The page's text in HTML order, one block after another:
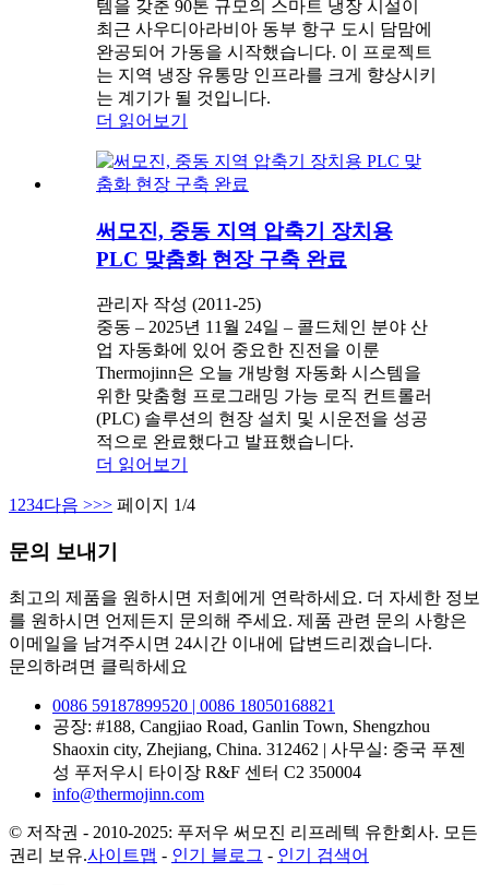
템을 갖춘 90톤 규모의 스마트 냉장 시설이
최근 사우디아라비아 동부 항구 도시 담맘에
완공되어 가동을 시작했습니다. 이 프로젝트
는 지역 냉장 유통망 인프라를 크게 향상시키
는 계기가 될 것입니다.
더 읽어보기
써모진, 중동 지역 압축기 장치용
PLC 맞춤화 현장 구축 완료
관리자 작성 (2011-25)
중동 – 2025년 11월 24일 – 콜드체인 분야 산
업 자동화에 있어 중요한 진전을 이룬
Thermojinn은 오늘 개방형 자동화 시스템을
위한 맞춤형 프로그래밍 가능 로직 컨트롤러
(PLC) 솔루션의 현장 설치 및 시운전을 성공
적으로 완료했다고 발표했습니다.
더 읽어보기
1 234다음 >>> 페이지 1/4
문의 보내기
최고의 제품을 원하시면 저희에게 연락하세요. 더 자세한 정보
를 원하시면 언제든지 문의해 주세요. 제품 관련 문의 사항은
이메일을 남겨주시면 24시간 이내에 답변드리겠습니다.
문의하려면 클릭하세요
0086 59187899520 | 0086 18050168821
공장: #188, Cangjiao Road, Ganlin Town, Shengzhou
Shaoxin city, Zhejiang, China. 312462 | 사무실: 중국 푸젠
성 푸저우시 타이장 R&F 센터 C2 350004
info@thermojinn.com
© 저작권 - 2010-2025: 푸저우 써모진 리프레텍 유한회사. 모든
권리 보유.사이트맵 - 인기 블로그 - 인기 검색어